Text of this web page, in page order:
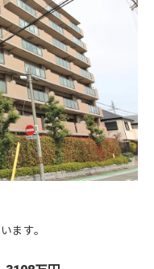
ます。